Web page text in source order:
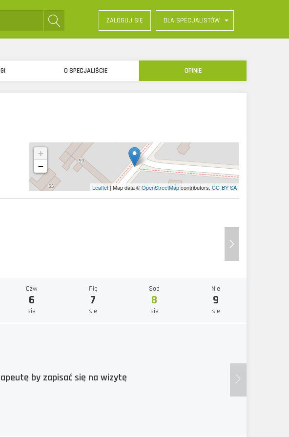
ZALOGUJ SIĘ DLA SPECJALISTÓW
O SPECJALIŚCIE OPINIE
+
−
Leaflet | Map data ©OpenStreetMapcontributors, CC-BY-SA
Czw
6
sie
Pią
7
sie
Sob
8
sie
Nie
9
sie
by zapisać się na wizytę